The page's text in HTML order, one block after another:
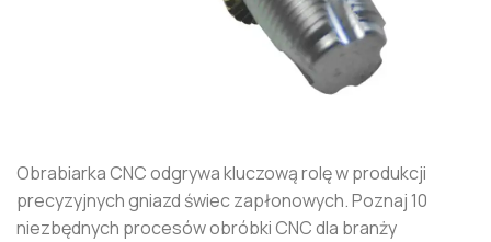
Obrabiarka CNC odgrywa kluczową rolę w produkcji
precyzyjnych gniazd świec zapłonowych. Poznaj 10
niezbędnych procesów obróbki CNC dla branży